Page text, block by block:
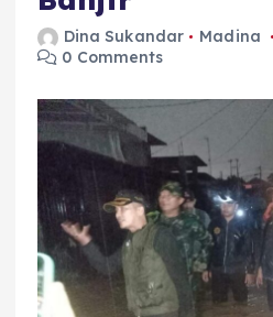
Dina Sukandar Madina
0 Comments